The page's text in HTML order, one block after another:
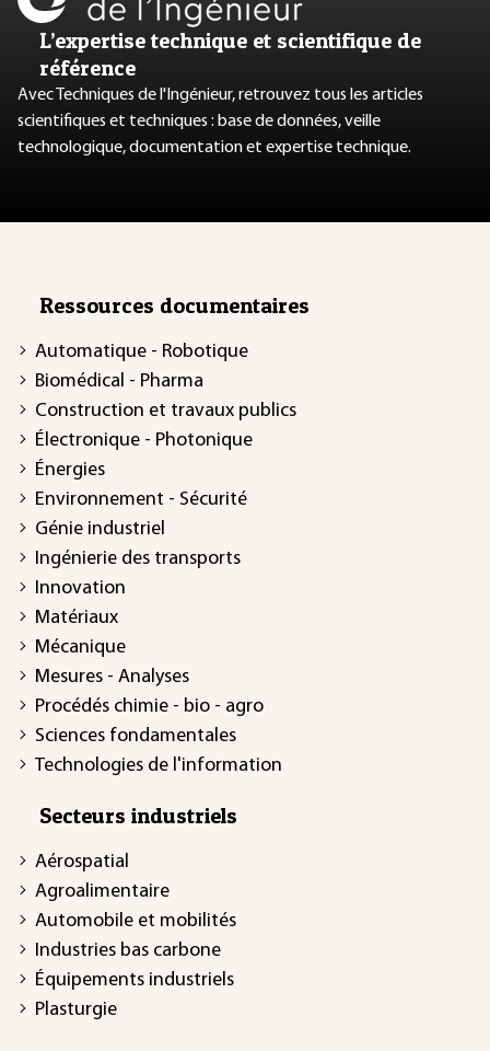
L’expertise technique et scientifique de
référence
Avec Techniques de l'Ingénieur, retrouvez tous les articles
scientifiques et techniques : base de données, veille
technologique, documentation et expertise technique.
Ressources documentaires
Automatique - Robotique
Biomédical - Pharma
Construction et travaux publics
Électronique - Photonique
Énergies
Environnement - Sécurité
Génie industriel
Ingénierie des transports
Innovation
Matériaux
Mécanique
Mesures - Analyses
Procédés chimie - bio - agro
Sciences fondamentales
Technologies de l'information
Secteurs industriels
Aérospatial
Agroalimentaire
Automobile et mobilités
Industries bas carbone
Équipements industriels
Plasturgie